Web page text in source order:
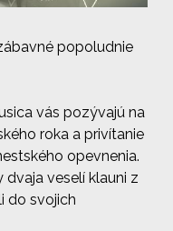
popoludnie
vás pozývajú na
roka a privítanie
opevnenia.
veselí klauni z
do svojich